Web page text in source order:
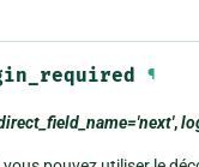
¶
,